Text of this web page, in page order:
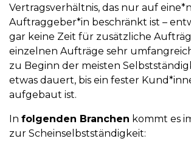
Vertragsverhältnis, das nur auf eine*n
Auftraggeber*in beschränkt ist –
gar keine Zeit für zusätzliche
einzelnen Aufträge sehr
zu Beginn der meisten
etwas dauert, bis ein fester
aufgebaut ist.
In folgenden Branchen kommt es
zur Scheinselbstständigkeit: